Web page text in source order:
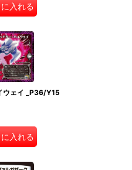
入れる
ウェイ _P36/Y15
入れる